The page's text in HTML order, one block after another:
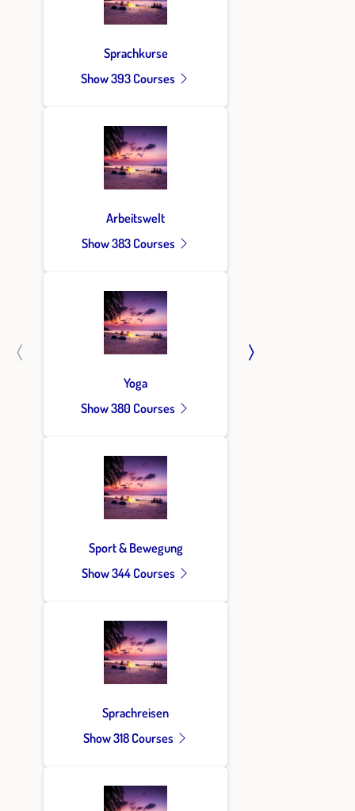
Sprachkurse
Show 393 Courses
Arbeitswelt
Show 383 Courses
Yoga
Show 380 Courses
Sport & Bewegung
Show 344 Courses
Sprachreisen
Show 318 Courses